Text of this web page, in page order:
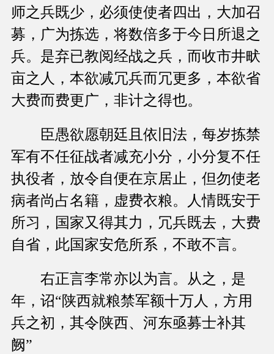
师之兵既少，必须使使者四出，大加召
募，广为拣选，将数倍多于今日所退之
兵。是弃已教阅经战之兵，而收市井畎
亩之人，本欲减冗兵而冗更多，本欲省
大费而费更广，非计之得也。
臣愚欲愿朝廷且依旧法，每岁拣禁
军有不任征战者减充小分，小分复不任
执役者，放令自便在京居止，但勿使老
病者尚占名籍，虚费衣粮。人情既安于
所习，国家又得其力，冗兵既去，大费
自省，此国家安危所系，不敢不言。
右正言李常亦以为言。从之，是
年，诏“陕西就粮禁军额十万人，方用
兵之初，其令陕西、河东亟募士补其
阙”